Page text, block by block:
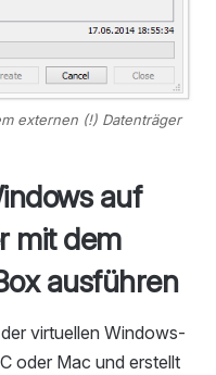
externen (!) Datenträger
auf
mit dem
ausführen
virtuellen Windows-
oder Mac und erstellt